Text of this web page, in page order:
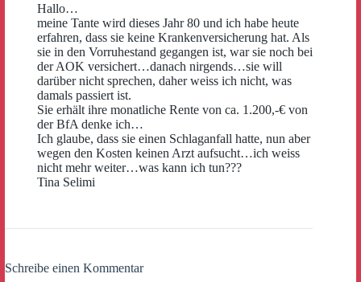
Hallo…
meine Tante wird dieses Jahr 80 und ich habe heute
erfahren, dass sie keine Krankenversicherung hat. Als
sie in den Vorruhestand gegangen ist, war sie noch bei
der AOK versichert…danach nirgends…sie will
darüber nicht sprechen, daher weiss ich nicht, was
damals passiert ist.
Sie erhält ihre monatliche Rente von ca. 1.200,-€ von
der BfA denke ich…
Ich glaube, dass sie einen Schlaganfall hatte, nun aber
wegen den Kosten keinen Arzt aufsucht…ich weiss
nicht mehr weiter…was kann ich tun???
Tina Selimi
Schreibe einen Kommentar